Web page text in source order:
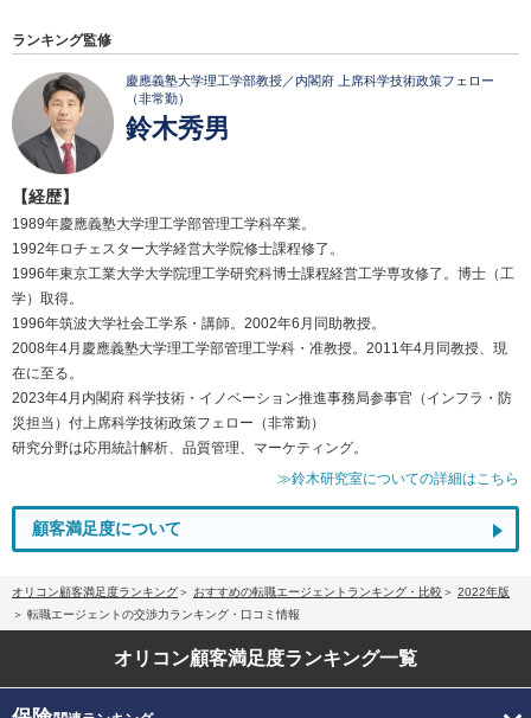
ランキング監修
慶應義塾大学理工学部教授／内閣府 上席科学技術政策フェロー
（非常勤）
鈴木秀男
【経歴】
1989年慶應義塾大学理工学部管理工学科卒業。
1992年ロチェスター大学経営大学院修士課程修了。
1996年東京工業大学大学院理工学研究科博士課程経営工学専攻修了。博士（工
学）取得。
1996年筑波大学社会工学系・講師。2002年6月同助教授。
2008年4月慶應義塾大学理工学部管理工学科・准教授。2011年4月同教授、現
在に至る。
2023年4月内閣府 科学技術・イノベーション推進事務局参事官（インフラ・防
災担当）付上席科学技術政策フェロー（非常勤）
研究分野は応用統計解析、品質管理、マーケティング。
≫鈴木研究室についての詳細はこちら
顧客満足度について
オリコン顧客満足度ランキング おすすめの転職エージェントランキング・比較
2022年版
転職エージェントの交渉力ランキング・口コミ情報
オリコン顧客満足度ランキング一覧